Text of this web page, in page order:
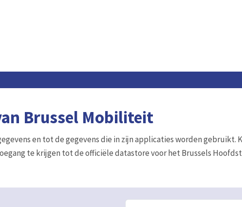
Brussel Mobiliteit
en tot de gegevens die in zijn applicaties worden gebruikt.
te krijgen tot de officiële datastore voor het Brussels